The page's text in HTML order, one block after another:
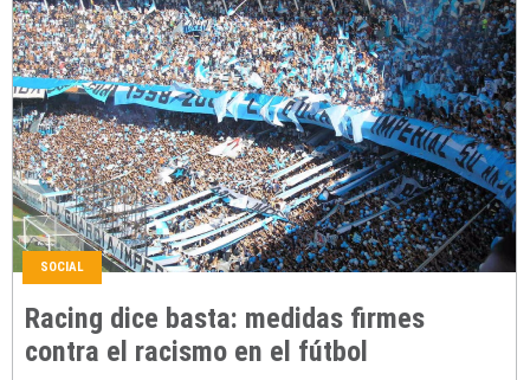
SOCIAL
Racing dice basta: medidas firmes
contra el racismo en el fútbol